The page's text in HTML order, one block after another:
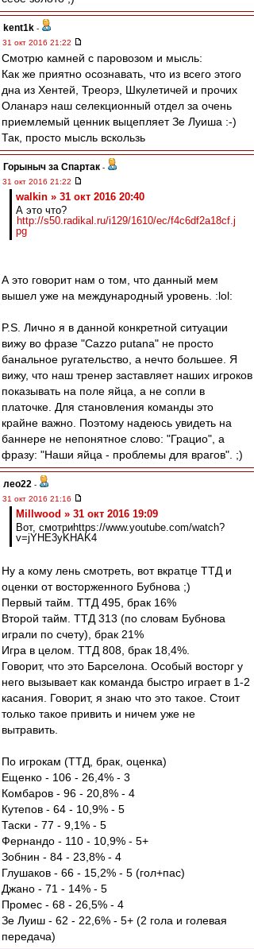
kent1k -
31 окт 2016 21:22
Смотрю камней с паровозом и мысль:
Как же приятно осознавать, что из всего этого
дна из Хентей, Треорэ, Шкулетичей и прочих
Оланарэ наш селекционный отдел за очень
приемлемый ценник выцепляет Зе Луиша :-)
Так, просто мысль вскользь
Горыныч за Спартак -
31 окт 2016 21:22
walkin » 31 окт 2016 20:40
А это что?
http://s50.radikal.ru/i129/1610/ec/f4c6df2a18cf.j
pg
А это говорит нам о том, что данный мем
вышел уже на международный уровень. :lol:
P.S. Лично я в данной конкретной ситуации
вижу во фразе "Cazzo putana" не просто
банальное ругательство, а нечто большее. Я
вижу, что наш тренер заставляет наших игроков
показывать на поле яйца, а не сопли в
платочке. Для становления команды это
крайне важно. Поэтому надеюсь увидеть на
баннере не непонятное слово: "Грацио", а
фразу: "Наши яйца - проблемы для врагов". ;)
лео22 -
31 окт 2016 21:16
Millwood » 31 окт 2016 19:09
Вот, смотриhttps://www.youtube.com/watch?
v=jYHE3yKHAK4
Ну а кому лень смотреть, вот вкратце ТТД и
оценки от восторженного Бубнова ;)
Первый тайм. ТТД 495, брак 16%
Второй тайм. ТТД 313 (по словам Бубнова
играли по счету), брак 21%
Игра в целом. ТТД 808, брак 18,4%.
Говорит, что это Барселона. Особый восторг у
него вызывает как команда быстро играет в 1-2
касания. Говорит, я знаю что это такое. Стоит
только такое привить и ничем уже не
вытравить.
По игрокам (ТТД, брак, оценка)
Ещенко - 106 - 26,4% - 3
Комбаров - 96 - 20,8% - 4
Кутепов - 64 - 10,9% - 5
Таски - 77 - 9,1% - 5
Фернандо - 110 - 10,9% - 5+
Зобнин - 84 - 23,8% - 4
Глушаков - 66 - 15,2% - 5 (гол+пас)
Джано - 71 - 14% - 5
Промес - 68 - 26,5% - 4
Зе Луиш - 62 - 22,6% - 5+ (2 гола и голевая
передача)